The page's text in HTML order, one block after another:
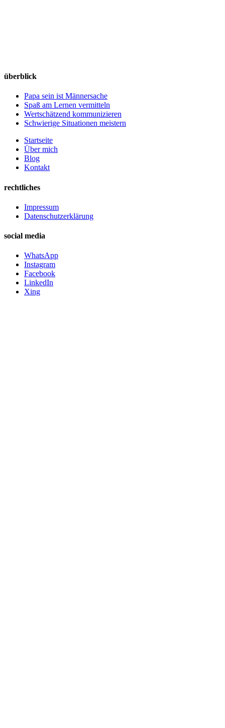
überblick
Papa sein ist Männersache
Spaß am Lernen vermitteln
Wertschätzend kommunizieren
Schwierige Situationen meistern
Startseite
Über mich
Blog
Kontakt
rechtliches
Impressum
Datenschutzerklärung
social media
WhatsApp
Instagram
Facebook
LinkedIn
Xing